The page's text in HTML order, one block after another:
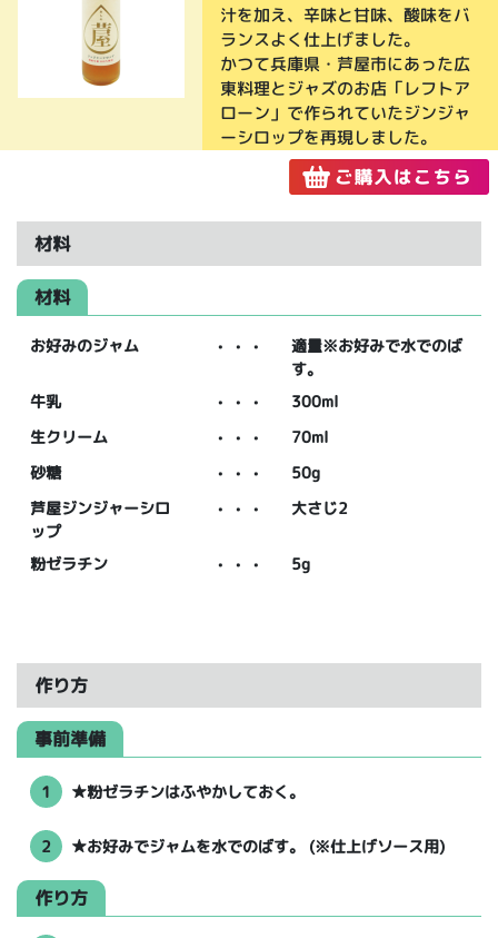
汁を加え、辛味と甘味、酸味をバ
ランスよく仕上げました。
かつて兵庫県・芦屋市にあった広
東料理とジャズのお店「レフトア
ローン」で作られていたジンジャ
ーシロップを再現しました。
材料
材料
お好みのジャム ・・・
適量※お好みで水でのば
す。
牛乳
・・・
300ml
生クリーム
・・・
70ml
砂糖
・・・
50g
芦屋ジンジャーシロ
ップ
・・・ 大さじ2
粉ゼラチン ・・・ 5g
作り方
事前準備
1 ★粉ゼラチンはふやかしておく。
2 ★お好みでジャムを水でのばす。 (※仕上げソース用)
作り方